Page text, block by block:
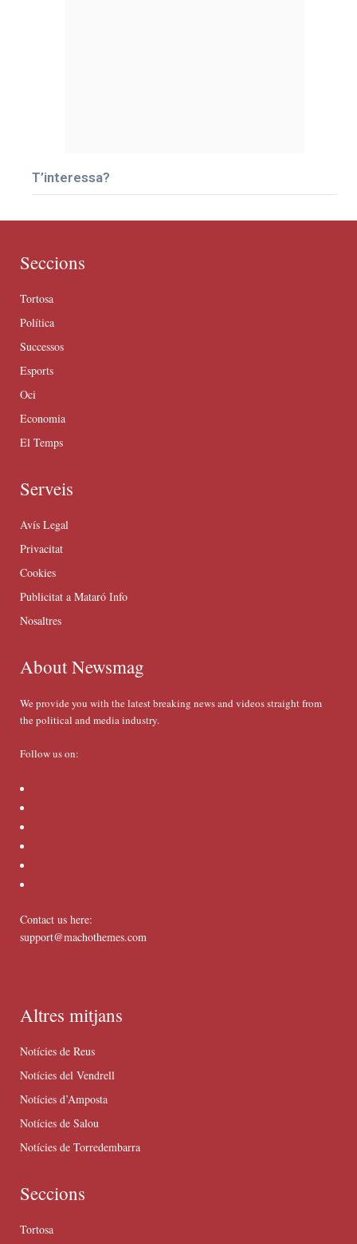
T’interessa?
Seccions
Tortosa
Política
Successos
Esports
Oci
Economia
El Temps
Serveis
Avís Legal
Privacitat
Cookies
Publicitat a Mataró Info
Nosaltres
About Newsmag
We provide you with the latest breaking news and videos straight from
the political and media industry.
Follow us on:
Contact us here:
support@machothemes.com
Altres mitjans
Notícies de Reus
Notícies del Vendrell
Notícies d’Amposta
Notícies de Salou
Notícies de Torredembarra
Seccions
Tortosa